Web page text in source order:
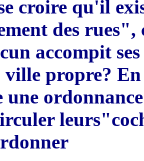
croire qu'il
des rues",
accompit
propre?
une